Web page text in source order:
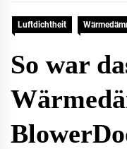
Luftdichtheit
So war